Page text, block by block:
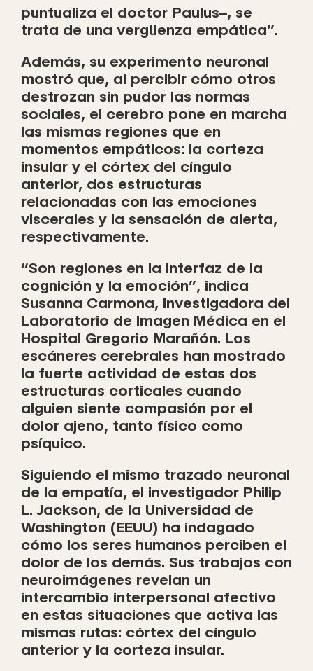
puntualiza el doctor Paulus–, se
trata de una vergüenza empática”.
Además, su experimento neuronal
mostró que, al percibir cómo otros
destrozan sin pudor las normas
sociales, el cerebro pone en marcha
las mismas regiones que en
momentos empáticos: la corteza
insular y el córtex del cíngulo
anterior, dos estructuras
relacionadas con las emociones
viscerales y la sensación de alerta,
respectivamente.
“Son regiones en la interfaz de la
cognición y la emoción”, indica
Susanna Carmona, investigadora del
Laboratorio de Imagen Médica en el
Hospital Gregorio Marañón. Los
escáneres cerebrales han mostrado
la fuerte actividad de estas dos
estructuras corticales cuando
alguien siente compasión por el
dolor ajeno, tanto físico como
psíquico.
Siguiendo el mismo trazado neuronal
de la empatía, el investigador Philip
L. Jackson, de la Universidad de
Washington (EEUU) ha indagado
cómo los seres humanos perciben el
dolor de los demás. Sus trabajos con
neuroimágenes revelan un
intercambio interpersonal afectivo
en estas situaciones que activa las
mismas rutas: córtex del cíngulo
anterior y la corteza insular.